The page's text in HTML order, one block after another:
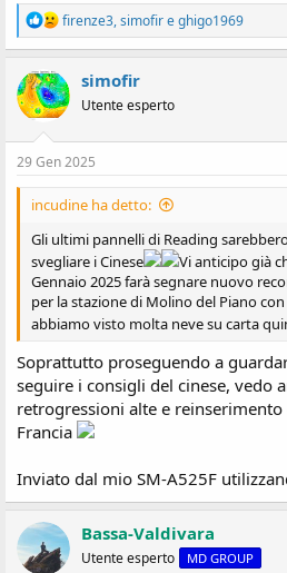
R
e
a
z
i
o
i
firenze3,simofireghigo1969
simofir
Utente esperto
29 Gen 2025
incudine ha detto:
Gli ultimi pannelli di Reading
svegliare i Cinese
Vi anticipo già
Gennaio 2025 farà segnare nuovo
per la stazione di Molino del Piano
abbiamo visto molta neve su carta
Soprattutto proseguendo a
seguire i consigli del cinese, vedo
retrogressioni alte e
Francia
Inviato dal mio SM-A525F
Bassa-Valdivara
Utente esperto MD GROUP